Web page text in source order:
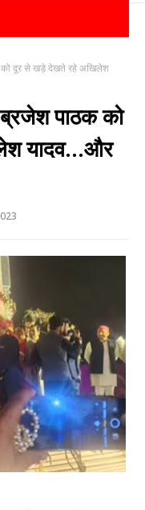
को दूर से खड़े देखते रहे अखिलेश
पाठक को
यादव...और